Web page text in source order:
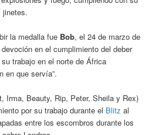
jinetes.
la medalla fue Bob, el 24 de marzo de
en el cumplimiento del deber
trabajo en el norte de África
en que servía”.
Irma, Beauty, Rip, Peter, Sheila y Rex)
por su trabajo durante el Blitz al
entre los escombros durante los